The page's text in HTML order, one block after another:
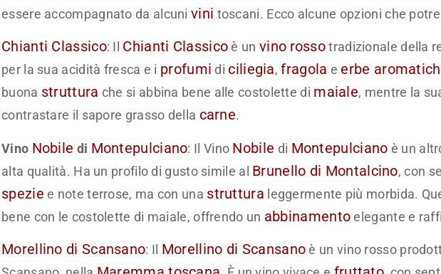
essere accompagnato da alcunivini toscani. Ecco alcune opzioni che
Chianti Classico: Il Chianti Classicoè un vino rossotradizionale della
per la sua acidità fresca e i profumi di ciliegia,fragola e erbe
buona struttura che si abbina bene alle costolette di maiale, mentre la
contrastare il sapore grasso della carne.
Vino Nobile di Montepulciano: Il Vino Nobile di Montepulciano è un
alta qualità. Ha un profilo di gusto simile al Brunello di Montalcino, con
spezie e note terrose, ma con una struttura leggermente più morbida.
bene con le costolette di maiale, offrendo un abbinamentoelegante e
Morellino di Scansano: Il Morellino di Scansanoè un vino rosso